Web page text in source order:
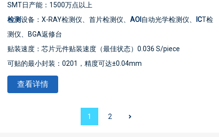
SMT日产能：1500万点以上
检测设备：X-RAY检测仪、首片检测仪、 AOI 自动光学检测仪、 ICT检
测仪、BGA返修台
贴装速度：芯片元件贴装速度（最佳状态）0.036 S/piece
可贴的最小封装：0201，精度可达±0.04mm
最小器件精度：可贴装PLCC、QFP、BGA、CSP等器件，引脚间距
±0.04mm
IC型贴片精度：贴装超薄PCB板
查看详情
1 2